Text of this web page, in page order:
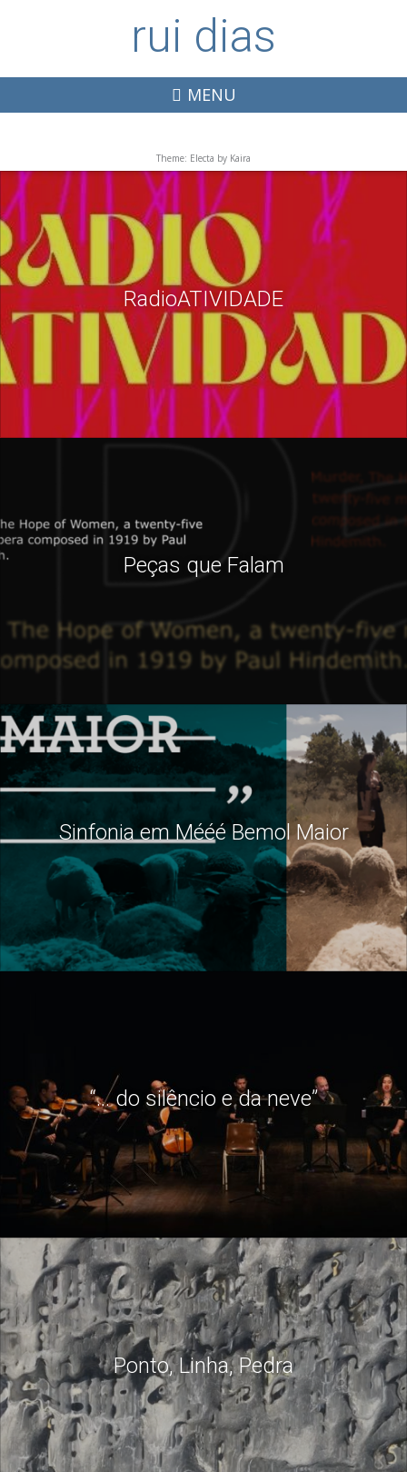
rui dias
MENU
Theme: Electa by Kaira
RadioATIVIDADE
Peças que Falam
Sinfonia em Mééé Bemol Maior
“… do silêncio e da neve”
Ponto, Linha, Pedra